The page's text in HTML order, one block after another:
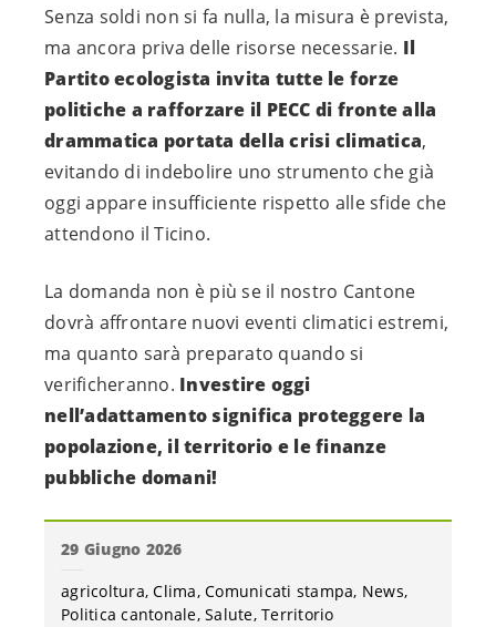
Senza soldi non si fa nulla, la misura è prevista,
ma ancora priva delle risorse necessarie. Il
Partito ecologista invita tutte le forze
politiche a rafforzare il PECC di fronte alla
drammatica portata della crisi climatica,
evitando di indebolire uno strumento che già
oggi appare insufficiente rispetto alle sfide che
attendono il Ticino.
La domanda non è più se il nostro Cantone
dovrà affrontare nuovi eventi climatici estremi,
ma quanto sarà preparato quando si
verificheranno. Investire oggi
nell’adattamento significa proteggere la
popolazione, il territorio e le finanze
pubbliche domani!
29 Giugno 2026
agricoltura Clima Comunicati stampa News
Politica cantonale Salute Territorio